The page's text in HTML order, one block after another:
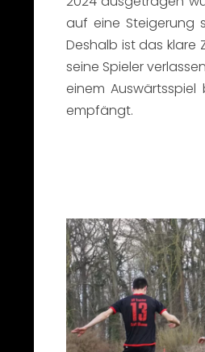
auf eine Steigerung
Deshalb ist das klare
seine Spieler
einem
empfängt.